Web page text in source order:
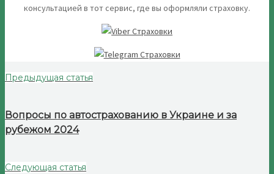
консультацией в тот сервис, где вы оформляли страховку.
Предыдущая статья
Вопросы по автострахованию в Украине и за
рубежом 2024
Следующая статья